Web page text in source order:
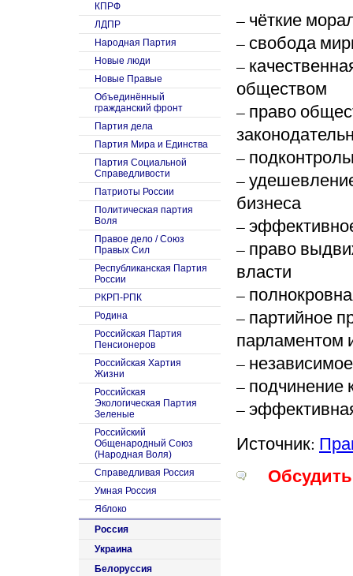
– чёткие
– свобода
–
обществом
– право
–
–
бизнеса
–
– право
власти
–
– партийное
парламентом
–
– подчинение
–
Источник:
КПРФ
ЛДПР
Народная Партия
Новые люди
Новые Правые
Объединённый
гражданский фронт
Партия дела
Партия Мира и Единства
Партия Социальной
Справедливости
Патриоты России
Политическая партия
Воля
Правое дело / Союз
Правых Сил
Республиканская Партия
России
РКРП-РПК
Родина
Российская Партия
Пенсионеров
Российская Хартия
Жизни
Российская
Экологическая Партия
Зеленые
Российский
Общенародный Союз
(Народная Воля)
Справедливая Россия
Умная Россия
Яблоко
Россия
Украина
Белоруссия